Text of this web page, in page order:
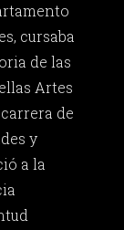
cursaba
de las
Artes
de
y
a la